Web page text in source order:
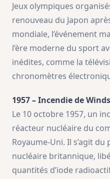
Jeux olympiques
renouveau du Japon
mondiale, l’événement
l’ère moderne du sport
inédites, comme la
chronomètres
1957 – Incendie de
Le 10 octobre 1957, un
réacteur nucléaire du
Royaume-Uni. Il s’agit
nucléaire britannique,
quantités d’iode